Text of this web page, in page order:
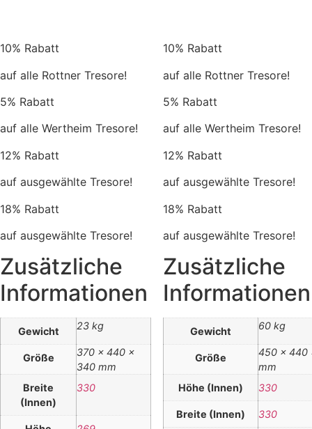
10% Rabatt
auf alle Rottner Tresore!
5% Rabatt
auf alle Wertheim Tresore!
12% Rabatt
auf ausgewählte Tresore!
18% Rabatt
auf ausgewählte Tresore!
Zusätzliche
Informationen
Gewicht 23 kg
Größe
370 × 440 ×
340 mm
Breite
(Innen)
330
10% Rabatt
auf alle Rottner Tresore!
5% Rabatt
auf alle Wertheim Tresore!
12% Rabatt
auf ausgewählte Tresore!
18% Rabatt
auf ausgewählte Tresore!
Zusätzliche
Informationen
Gewicht 60 kg
Größe
450 × 440
mm
Höhe (Innen)
330
Breite (Innen) 330